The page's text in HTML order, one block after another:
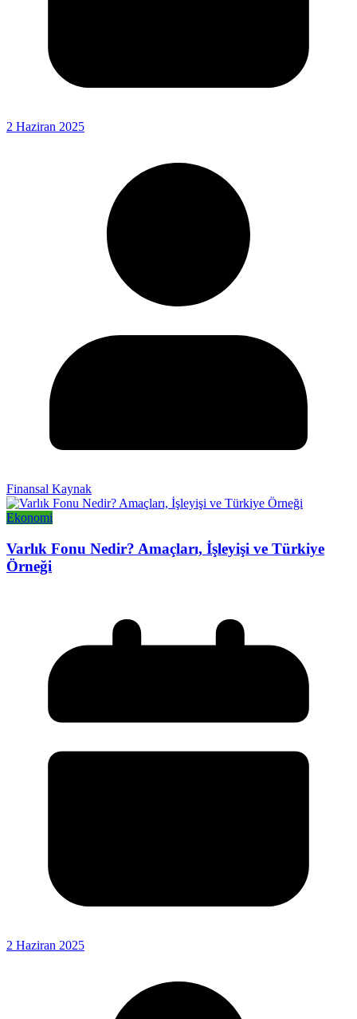
2 Haziran 2025
Finansal Kaynak
Ekonomi
Varlık Fonu Nedir? Amaçları, İşleyişi ve Türkiye
Örneği
2 Haziran 2025